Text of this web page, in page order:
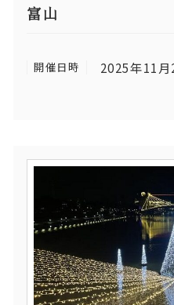
富山
開催日時 2025年11